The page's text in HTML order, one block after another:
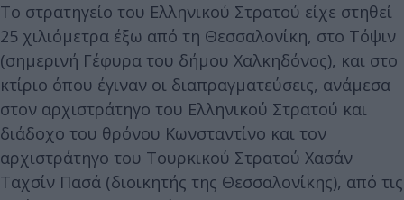
Το στρατηγείο του Ελληνικού Στρατού είχε στηθεί
25 χιλιόμετρα έξω από τη Θεσσαλονίκη, στο Τόψιν
(σημερινή Γέφυρα του δήμου Χαλκηδόνος), και στο
κτίριο όπου έγιναν οι διαπραγματεύσεις, ανάμεσα
στον αρχιστράτηγο του Ελληνικού Στρατού και
διάδοχο του θρόνου Κωνσταντίνο και τον
αρχιστράτηγο του Τουρκικού Στρατού Χασάν
Ταχσίν Πασά (διοικητής της Θεσσαλονίκης), από τις